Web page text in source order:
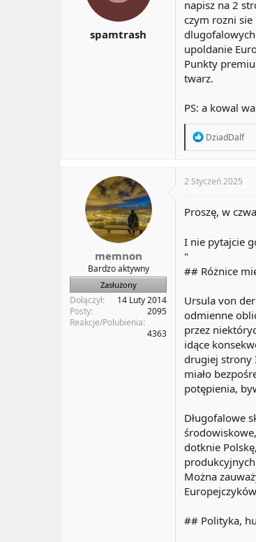
s
spamtrash
napisz na 2
czym rozni sie
upoldanie
Punkty
twarz.
PS: a kowal
R
t
n
DziadDalf
memnon
Bardzo aktywny
Zasłużony
Dołączył
14 Luty 2014
Posty
2095
Reakcje/Polubienia
4363
2 Styczeń 2025
Proszę, w
I nie pytajcie
"
## Różnice
Ursula von
odmienne
przez
idące
drugiej strony
miało
potępienia,
Długofalowe
dotknie
Można
## Polityka,